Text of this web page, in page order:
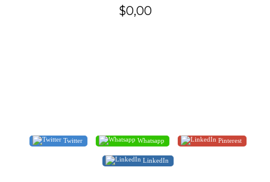
$0,00
Twitter Whatsapp Pinterest
LinkedIn